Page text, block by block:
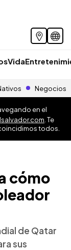
Vida
Negocios
en el
. Te
todos.
cómo
de Qatar
sus